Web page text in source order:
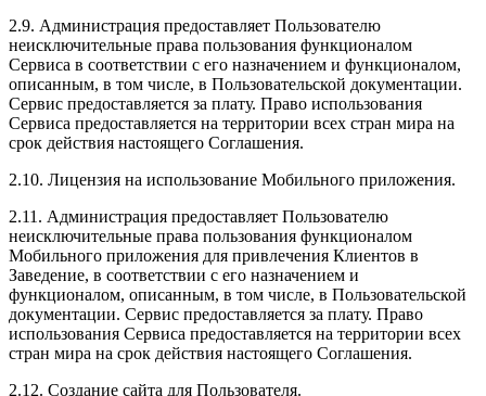
2.9. Администрация предоставляет Пользователю
неисключительные права пользования функционалом
Сервиса в соответствии с его назначением и функционалом,
описанным, в том числе, в Пользовательской документации.
Сервис предоставляется за плату. Право использования
Сервиса предоставляется на территории всех стран мира на
срок действия настоящего Соглашения.
2.10. Лицензия на использование Мобильного приложения.
2.11. Администрация предоставляет Пользователю
неисключительные права пользования функционалом
Мобильного приложения для привлечения Клиентов в
Заведение, в соответствии с его назначением и
функционалом, описанным, в том числе, в Пользовательской
документации. Сервис предоставляется за плату. Право
использования Сервиса предоставляется на территории всех
стран мира на срок действия настоящего Соглашения.
2.12. Создание сайта для Пользователя.